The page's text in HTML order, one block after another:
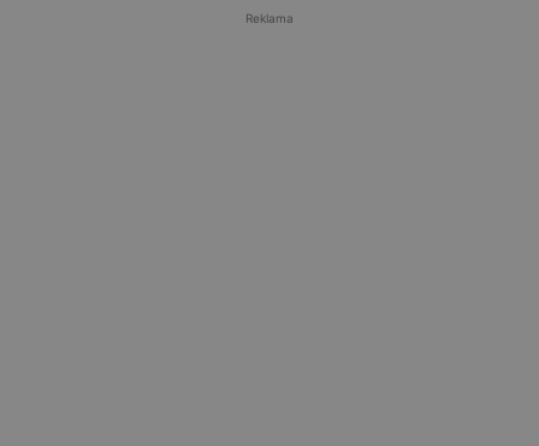
Reklama